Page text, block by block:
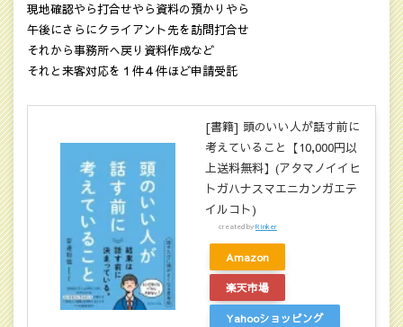
現地確認やら打合せやら資料の預かりやら
午後にさらにクライアント先を訪問打合せ
それから事務所へ戻り資料作成など
それと来客対応を１件４件ほど申請受託
[書籍] 頭のいい人が話す前に
考えていること【10,000円以
上送料無料】(アタマノイイヒ
トガハナスマエニカンガエテ
イルコト)
created byRinker
Amazon
楽天市場
Yahooショッピング